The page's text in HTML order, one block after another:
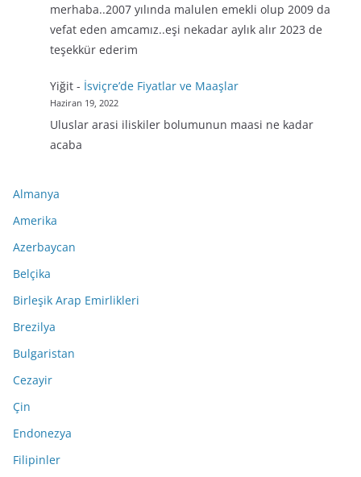
merhaba..2007 yılında malulen emekli olup 2009 da
vefat eden amcamız..eşi nekadar aylık alır 2023 de
teşekkür ederim
Yiğit- İsviçre’de Fiyatlar ve Maaşlar
Haziran 19, 2022
Uluslar arasi iliskiler bolumunun maasi ne kadar
acaba
Almanya
Amerika
Azerbaycan
Belçika
Birleşik Arap Emirlikleri
Brezilya
Bulgaristan
Cezayir
Çin
Endonezya
Filipinler